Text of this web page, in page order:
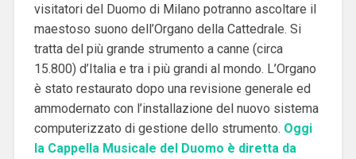
visitatori del Duomo di Milano potranno ascoltare il
maestoso suono dell’Organo della Cattedrale. Si
tratta del più grande strumento a canne (circa
15.800) d’Italia e tra i più grandi al mondo. L’Organo
è stato restaurato dopo una revisione generale ed
ammodernato con l’installazione del nuovo sistema
computerizzato di gestione dello strumento. Oggi
la Cappella Musicale del Duomo è diretta da